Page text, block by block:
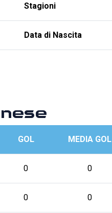
Stagioni
Data di Nascita
GOL MEDIA GOL
0 0
0 0